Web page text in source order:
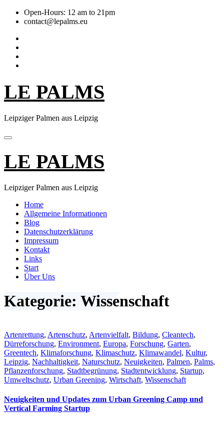
Skip
Open-Hours: 12 am to 21pm
contact@lepalms.eu
LE PALMS
Leipziger Palmen aus Leipzig
LE PALMS
Leipziger Palmen aus Leipzig
Home
Allgemeine Informationen
Blog
Datenschutzerklärung
Impressum
Kontakt
Links
Start
Über Uns
Kategorie: Wissenschaft
Artenrettung, Artenschutz, Artenvielfalt, Bildung, Cleantech,
Dürreforschung, Environment, Europa, Forschung, Garten,
Greentech, Klimaforschung, Klimaschutz, Klimawandel, Kultur,
Leipzig, Nachhaltigkeit, Naturschutz, Neuigkeiten, Palmen, Palms,
Pflanzenforschung, Stadtbegrünung, Stadtentwicklung, Startup,
Umweltschutz, Urban Greening, Wirtschaft, Wissenschaft
Neuigkeiten und Updates zum Urban Greening Camp und
Vertical Farming Startup